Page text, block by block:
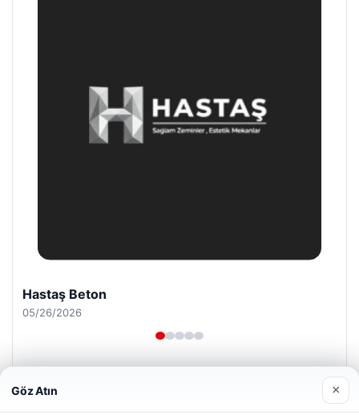
Enes Kaplan Avukatlık Bürosu
04/28/2026
Göz Atın ×